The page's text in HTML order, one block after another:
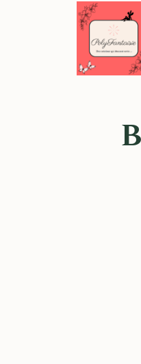
Panneau de gestion des cookies